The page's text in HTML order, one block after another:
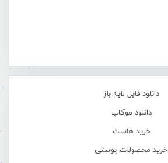
دانلود فایل لایه باز
دانلود موکاپ
خرید هاست
خرید محصولات پوستی